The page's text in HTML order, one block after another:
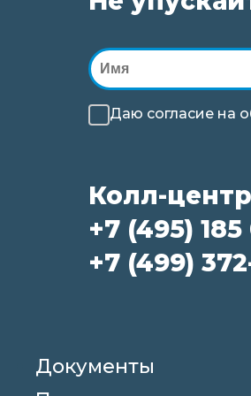
Даю согласие на
Колл-
+7 (495) 185
+7 (499)
Документы